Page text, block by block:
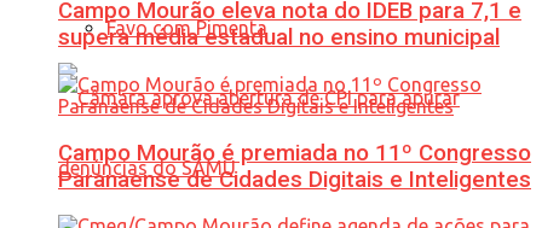
Favo com Pimenta
Campo Mourão eleva nota do IDEB para 7,1 e
supera média estadual no ensino municipal
Campo Mourão é premiada no 11º Congresso
Paranaense de Cidades Digitais e Inteligentes